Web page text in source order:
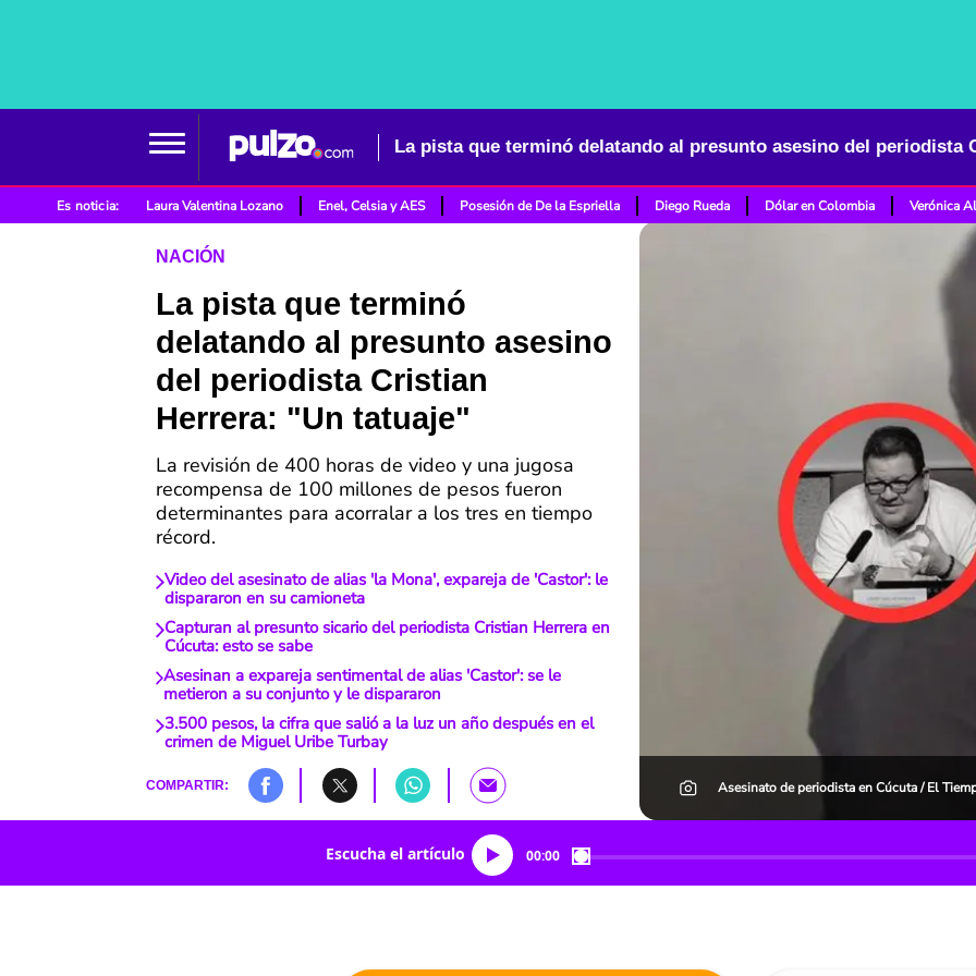
Es noticia: Laura Valentina Lozano Enel, Celsia y AES Posesión de De la Espriella Diego Rueda Dólar en Colombia Verónica
NACIÓN
La pista que terminó
delatando al presunto asesino
del periodista Cristian
Herrera: "Un tatuaje"
La revisión de 400 horas de video y una jugosa
recompensa de 100 millones de pesos fueron
determinantes para acorralar a los tres en tiempo
récord.
Video del asesinato de alias 'la Mona', expareja de 'Castor': le
dispararon en su camioneta
Capturan al presunto sicario del periodista Cristian Herrera en
Cúcuta: esto se sabe
Asesinan a expareja sentimental de alias 'Castor': se le
metieron a su conjunto y le dispararon
3.500 pesos, la cifra que salió a la luz un año después en el
crimen de Miguel Uribe Turbay
COMPARTIR: Asesinato de periodista en Cúcuta / El
Escucha el artículo 00:00